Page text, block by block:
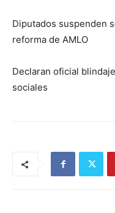
Diputados suspenden
reforma de AMLO
Declaran oficial
sociales